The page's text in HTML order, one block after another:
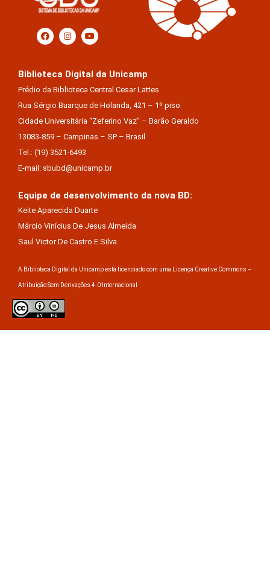
Biblioteca Digital da Unicamp
Prédio da Biblioteca Central Cesar Lattes
Rua Sérgio Buarque de Holanda, 421 – 1º piso
Cidade Universitária “Zeferino Vaz” – Barão Geraldo
13083-859 – Campinas – SP – Brasil
Tel.: (19) 3521-6493
E-mail: sbubd@unicamp.br
Equipe de desenvolvimento da nova BD:
Keite Aparecida Duarte
Márcio Vinícius De Jesus Almeida
Saul Victor De Castro E Silva
A Biblioteca Digital da Unicamp está licenciado com uma Licença Creative Commons –
Atribuição Sem Derivações 4.0 Internacional